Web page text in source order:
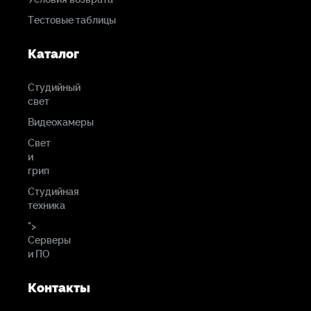
Тестовые таблицы
Каталог
Студийный
свет
Видеокамеры
Свет
и
грип
Студийная
техника
">
Серверы
и ПО
Контакты